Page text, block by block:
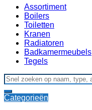
Assortiment
Boilers
Toiletten
Kranen
Radiatoren
Badkamermeubels
Tegels
Search
for:
Categorieën